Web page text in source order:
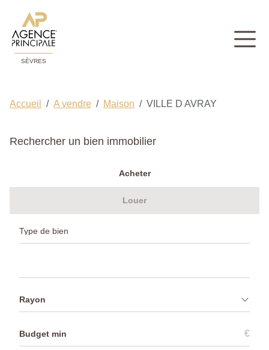
SÈVRES
Accueil A vendre Maison VILLE D AVRAY
Rechercher un bien immobilier
Acheter
Louer
Rayon
€